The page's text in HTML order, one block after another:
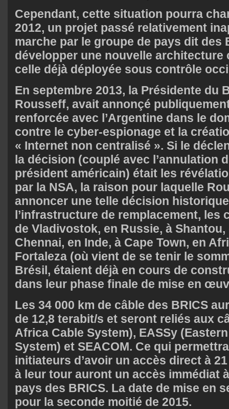
Cependant, cette situation pourra
2012, un projet passé relativement
marche par le groupe de pays dit des
développer une nouvelle architecture
celle déjà déployée sous contrôle
En septembre 2013, la Présidente du
Rousseff, avait annonçé
renforcée avec l’Argentine dans le
contre le cyber-espionage et la
« Internet non centralisé ». Si le
la décision (couplé avec l’annulation
président américain) était les
par la NSA, la raison pour laquelle
annoncer une telle décision
l’infrastructure de remplacement, les
de Vladivostok, en Russie, à Shantou,
Chennai, en Inde, à Cape Town, en
Fortaleza (où vient de se tenir le
Brésil, étaient déjà en cours de
dans leur phase finale de mise en
Les 34 000 km de câble des BRICS
de 12,8 terabit/s et seront reliés aux
Africa Cable System), EASSy
System) et SEACOM. Ce qui
initiateurs d’avoir un accès direct à
à leur tour auront un accès immédiat
pays des BRICS. La date de mise en
pour la seconde moitié de 2015.